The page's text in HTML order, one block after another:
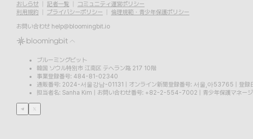
おしらせ 記者一覧
コミュニティ運営ポリシー
利用規約
プライバシーポリシー
倫理規範・青少年保護ポリシー
お問い合わせ help@bloomingbit.io
ブルーミングビット
韓国 ソウル特別市 江南区 テヘラン路 217 10階
事業登録番号: 484-81-02340
通販番号: 2024-서울강남-01131
オンライン新聞登録番号: 서울,아53765 登録
担当者名: Sanha Kim
お問い合わせ番号: +82-2-554-7002 青少年保護マネー